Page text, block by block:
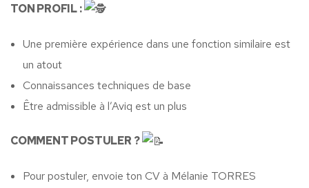
TON PROFIL :
Une première expérience dans une fonction similaire est
un atout
Connaissances techniques de base
Être admissible à l’Aviq est un plus
COMMENT POSTULER ?
Pour postuler, envoie ton CV à Mélanie TORRES